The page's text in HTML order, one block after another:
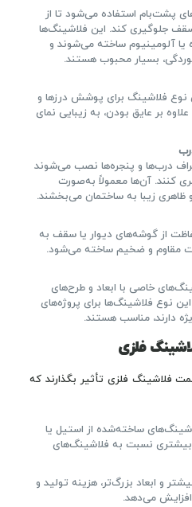
پشت‌بام استفاده می‌شود تا از
جلوگیری کند. این فلاشینگ‌ها
یا آلومینیوم ساخته می‌شوند و
بسیار محبوب هستند.
نوع فلاشینگ برای پوشش درزها و
بر عایق بودن، به زیبایی نمای
درب‌ها و پنجره‌ها نصب می‌شوند
کنند. آن‌ها معمولاً به‌صورت
زیبا به ساختمان می‌بخشند.
از گوشه‌های دیوار یا سقف به
مقاوم و ضخیم ساخته می‌شود.
خاصی با ابعاد و طرح‌های
نوع فلاشینگ‌ها برای پروژه‌های
دارند، مناسب هستند.
فلزی
فلاشینگ فلزی تأثیر بگذارند که
ساخته‌شده از استیل یا
بیشتری نسبت به فلاشینگ‌های
و ابعاد بزرگ‌تر، هزینه تولید و
می‌دهد.